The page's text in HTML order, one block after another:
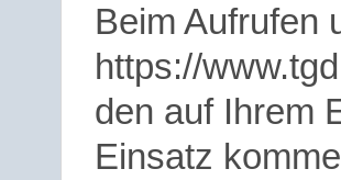
Beim Aufrufen
https://
den auf Ihrem
Einsatz